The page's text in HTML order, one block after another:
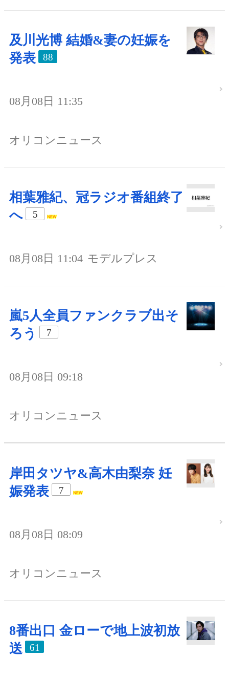
及川光博 結婚&妻の妊娠を
発表
88
08月08日 11:35
オリコンニュース
相葉雅紀、冠ラジオ番組終了
へ
5
08月08日 11:04 モデルプレス
嵐5人全員ファンクラブ出そ
ろう
7
08月08日 09:18
オリコンニュース
岸田タツヤ&高木由梨奈 妊
娠発表
7
08月08日 08:09
オリコンニュース
8番出口 金ローで地上波初放
送
61